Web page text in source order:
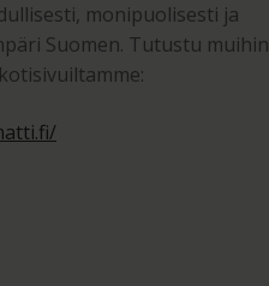
monipuolisesti ja
Suomen. Tutustu muihin